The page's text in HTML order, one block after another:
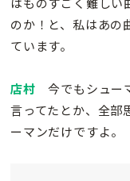
のか！と、私はあの
ています。
店村 今でもシュー
言ってたとか、全部
ーマンだけですよ。